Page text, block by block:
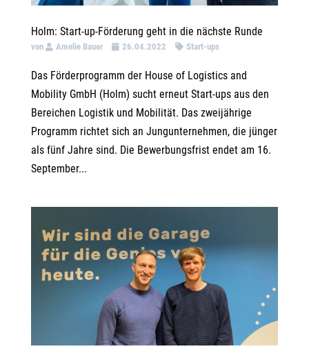
Holm: Start-up-Förderung geht in die nächste Runde
von Amelie Bauer 26.04.2022 Start-ups
Das Förderprogramm der House of Logistics and
Mobility GmbH (Holm) sucht erneut Start-ups aus den
Bereichen Logistik und Mobilität. Das zweijährige
Programm richtet sich an Jungunternehmen, die jünger
als fünf Jahre sind. Die Bewerbungsfrist endet am 16.
September...